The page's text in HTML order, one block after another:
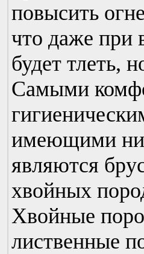
повысить
что даже при
будет тлеть,
Самыми
имеющими
являются
хвойных
Хвойные
лиственные